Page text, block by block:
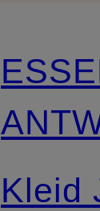
Kleid